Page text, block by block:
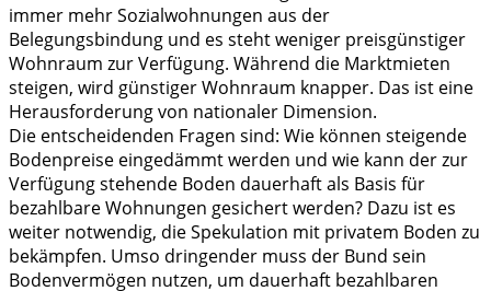
immer mehr Sozialwohnungen aus der
Belegungsbindung und es steht weniger preisgünstiger
Wohnraum zur Verfügung. Während die Marktmieten
steigen, wird günstiger Wohnraum knapper. Das ist eine
Herausforderung von nationaler Dimension.
Die entscheidenden Fragen sind: Wie können steigende
Bodenpreise eingedämmt werden und wie kann der zur
Verfügung stehende Boden dauerhaft als Basis für
bezahlbare Wohnungen gesichert werden? Dazu ist es
weiter notwendig, die Spekulation mit privatem Boden zu
bekämpfen. Umso dringender muss der Bund sein
Bodenvermögen nutzen, um dauerhaft bezahlbaren